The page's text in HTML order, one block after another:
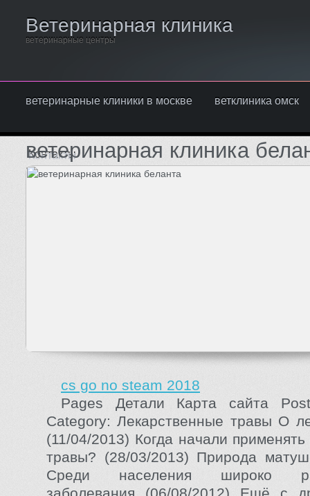
Ветеринарная клиника
ветеринарные центры
ветеринарные клиники в москве ветклиника омск
Контакты
Написать нам
ветеринарная клиника
cs go no steam 2018
Pages Детали Карта сайта
Category: Лекарственные травы О
(11/04/2013) Когда начали
травы? (28/03/2013) Природа
Среди населения широко